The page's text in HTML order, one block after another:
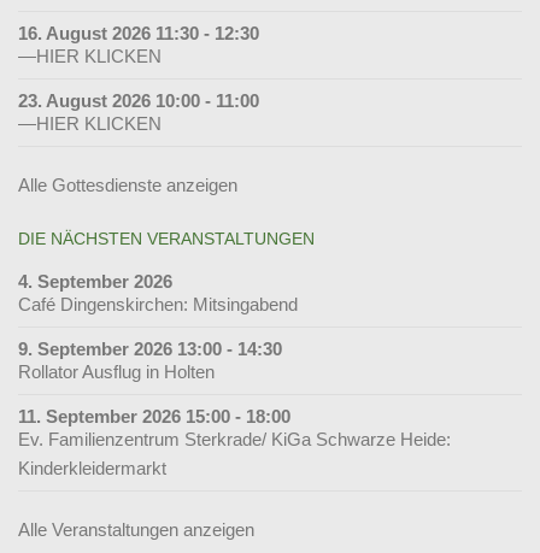
16. August 2026 11:30 - 12:30
—HIER KLICKEN
23. August 2026 10:00 - 11:00
—HIER KLICKEN
Alle Gottesdienste anzeigen
DIE NÄCHSTEN VERANSTALTUNGEN
4. September 2026
Café Dingenskirchen: Mitsingabend
9. September 2026 13:00 - 14:30
Rollator Ausflug in Holten
11. September 2026 15:00 - 18:00
Ev. Familienzentrum Sterkrade/ KiGa Schwarze Heide:
Kinderkleidermarkt
Alle Veranstaltungen anzeigen